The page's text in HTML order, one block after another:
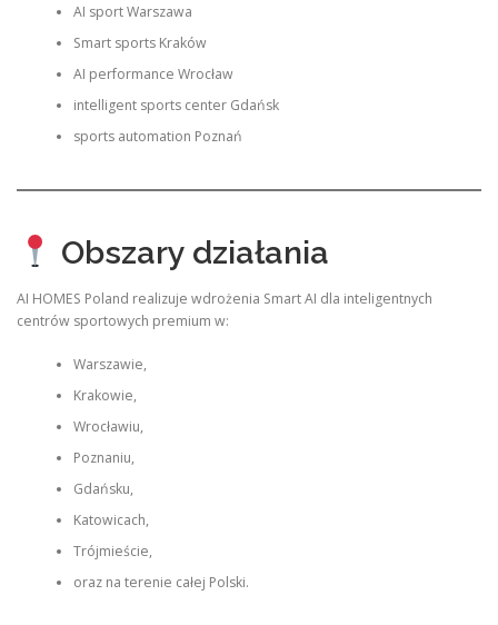
AI sport Warszawa
Smart sports Kraków
AI performance Wrocław
intelligent sports center Gdańsk
sports automation Poznań
Obszary działania
AI HOMES Poland realizuje wdrożenia Smart AI dla inteligentnych
centrów sportowych premium w:
Warszawie,
Krakowie,
Wrocławiu,
Poznaniu,
Gdańsku,
Katowicach,
Trójmieście,
oraz na terenie całej Polski.